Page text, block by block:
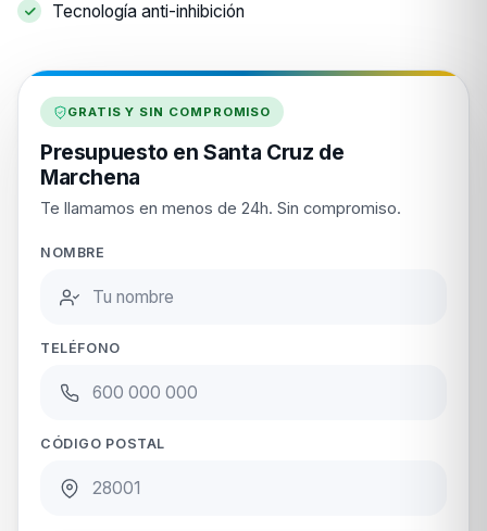
Tecnología anti-inhibición
GRATIS Y SIN COMPROMISO
Presupuesto en Santa Cruz de
Marchena
Te llamamos en menos de 24h. Sin compromiso.
NOMBRE
TELÉFONO
CÓDIGO POSTAL